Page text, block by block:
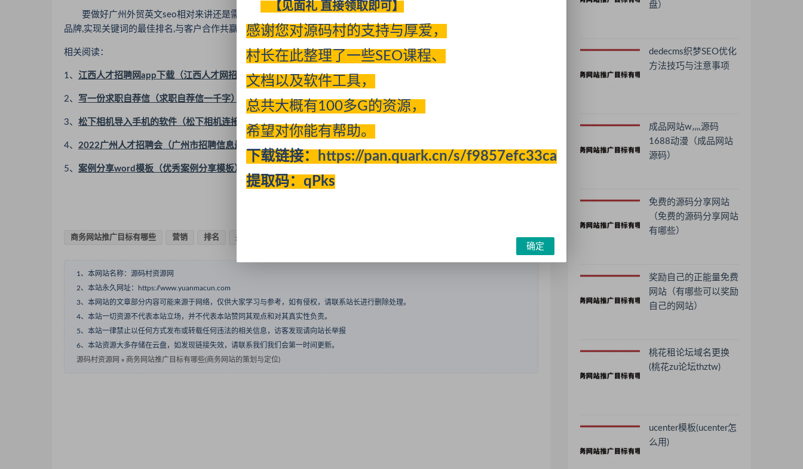
要做好广州外贸英文seo相对来讲还是需要专业的规划和系统性的思维的,,帮助国内的外贸行业在网络上树立自己的
品牌,实现关键词的最佳排名,与客户合作共赢发展,打造国内英文SEO第一品牌!
相关阅读：
1、 江西人才招聘网app下载（江西人才网招聘网官网）
2、 写一份求职自荐信（求职自荐信一千字）
3、 松下相机导入手机的软件（松下相机连接手机软件）
4、 2022广州人才招聘会（广州市招聘信息最新招聘2021）
5、 案例分享word模板（优秀案例分享模板）
商务网站推广目标有哪些 营销 排名 关键词
1、本网站名称：源码村资源网
2、本站永久网址：https://www.yuanmacun.com
3、本网站的文章部分内容可能来源于网络，仅供大家学习与参考，如有侵权，请联系站长进行删除处理。
4、本站一切资源不代表本站立场，并不代表本站赞同其观点和对其真实性负责。
5、本站一律禁止以任何方式发布或转载任何违法的相关信息，访客发现请向站长举报
6、本站资源大多存储在云盘，如发现链接失效，请联系我们我们会第一时间更新。
源码村资源网 » 商务网站推广目标有哪些(商务网站的策划与定位)
盘）
dedecms织梦SEO优化
方法技巧与注意事项
成品网站w灬源码
1688动漫（成品网站
源码）
免费的源码分享网站
（免费的源码分享网站
有哪些）
奖励自己的正能量免费
网站（有哪些可以奖励
自己的网站）
桃花租论坛域名更换
(桃花zu论坛thztw)
ucenter模板(ucenter怎
么用)
【见面礼 直接领取即可】
感谢您对源码村的支持与厚爱，
村长在此整理了一些SEO课程、
文档以及软件工具，
总共大概有100多G的资源，
希望对你能有帮助。
下载链接：
https://pan.quark.cn/s/f9857efc33ca
提取码：qPks
确定